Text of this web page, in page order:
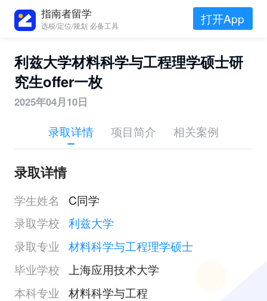
指南者留学
选校/定位/规划 必备工具 打开App
利兹大学材料科学与工程理学硕士研
究生offer一枚
2025年04月10日
录取详情 项目简介 相关案例
录取详情
学生姓名
C同学
录取学校 利兹大学
录取专业 材料科学与工程理学硕士
毕业学校
上海应用技术大学
本科专业 材料科学与工程